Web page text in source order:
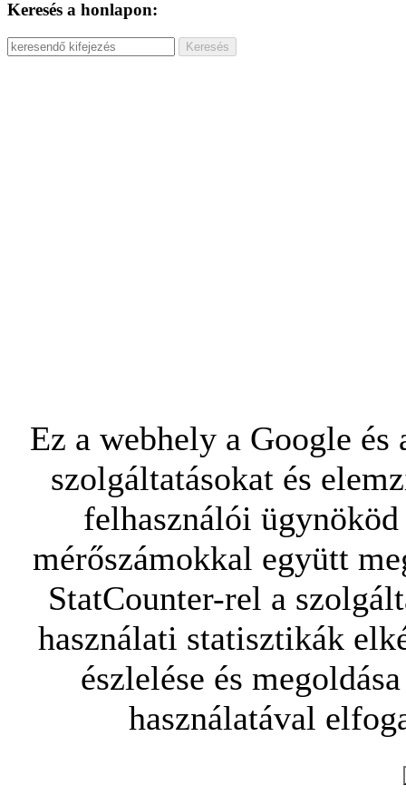
Keresés a honlapon:
Ez a webhely a Google
szolgáltatásokat és
felhasználói
mérőszámokkal együtt
StatCounter-rel a
használati statisztikák
észlelése és
használatával